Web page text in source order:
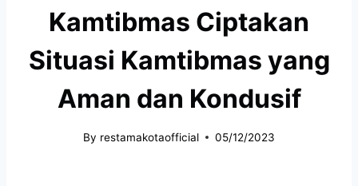
Kamtibmas Ciptakan
Situasi Kamtibmas yang
Aman dan Kondusif
By restamakotaofficial 05/12/2023